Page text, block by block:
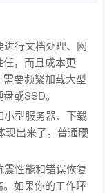
行文档处理、网
，而且成本更
要频繁加载大型
或SSD。
小型服务器、下载
现出来了。普通硬
性能和错误恢复
如果你的工作环